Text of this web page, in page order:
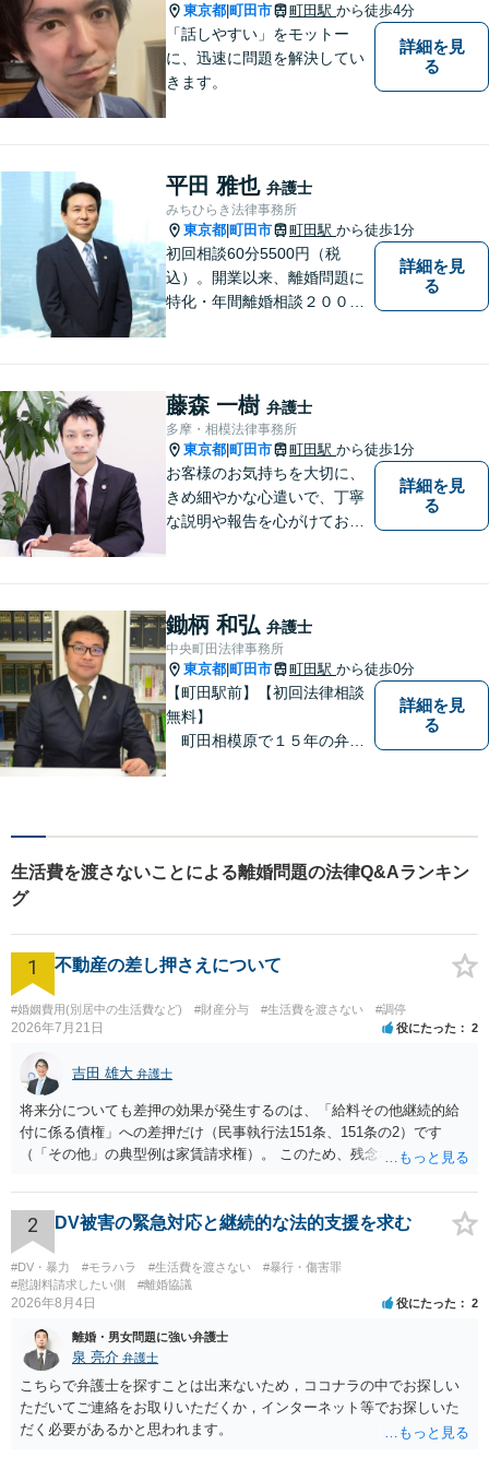
東京都 町田市 町田駅 から徒歩4分
「話しやすい」をモットー
に、迅速に問題を解決してい
きます。
詳細を見
る
平田 雅也 弁護士
みちひらき法律事務所
東京都 町田市 町田駅 から徒歩1分
初回相談60分5500円（税
込）。開業以来、離婚問題に
特化・年間離婚相談２００件
をすべきか」をご提示しま
す。【土応相談】
詳細を見
る
藤森 一樹 弁護士
多摩・相模法律事務所
東京都 町田市 町田駅 から徒歩1分
お客様のお気持ちを大切に、
きめ細やかな心遣いで、丁寧
な説明や報告を心がけており
い相手方でもスムーズに解決
にいたします。
詳細を見
る
鋤柄 和弘 弁護士
中央町田法律事務所
東京都 町田市 町田駅 から徒歩0分
【町田駅前】【初回法律相談
無料】
町田相模原で１５年の弁護
判所より司法委員（裁判官に
協力して事件解決を図る補佐
職）に選任されております。
詳細を見
る
生活費を渡さないことによる離婚問題の法律Q&Aランキン
グ
1 不動産の差し押さえについて
#婚姻費用(別居中の生活費など) #財産分与 #生活費を渡さない #調停
2026年7月21日 役にたった 2
吉田 雄大 弁護士
将来分についても差押の効果が発生するのは、「給料その他継続的給
付に係る債権」への差押だけ（民事執行法151条、151条の2）です
（「その他」の典型例は家賃請求権）。 このため、残念ながらお答え
のみが配当の対象です。
2 DV被害の緊急対応と継続的な法的支援を求む
#DV・暴力 #モラハラ #生活費を渡さない
#暴行・傷害罪
#慰謝料請求したい側
#離婚協議
2026年8月4日 役にたった 2
離婚・男女問題に強い弁護士
泉 亮介 弁護士
こちらで弁護士を探すことは出来ないため，ココナラの中でお探しい
ただいてご連絡をお取りいただくか，インターネット等でお探しいた
だく必要があるかと思われます。